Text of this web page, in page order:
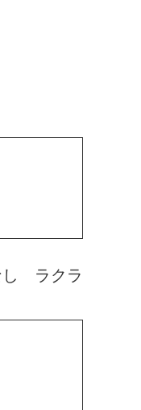
ラクラ